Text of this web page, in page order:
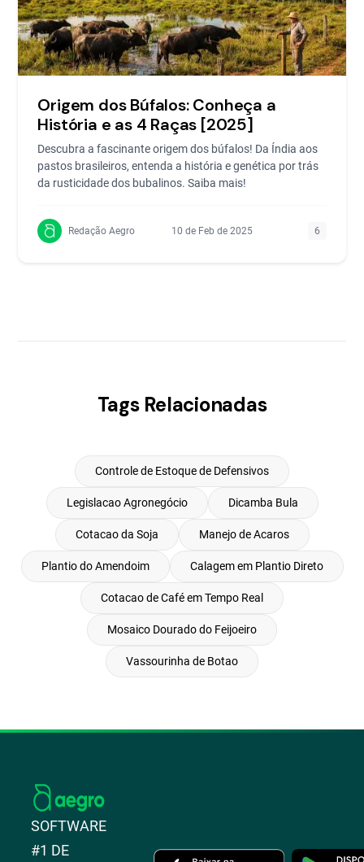
Origem dos Búfalos: Conheça a
História e as 4 Raças [2025]
Descubra a fascinante origem dos búfalos! Da Índia aos
pastos brasileiros, entenda a história e genética por trás
da rusticidade dos bubalinos. Saiba mais!
Redação Aegro 10 de Feb de 2025 6
Tags Relacionadas
Controle de Estoque de Defensivos
Legislacao Agronegócio Dicamba Bula
Cotacao da Soja Manejo de Acaros
Plantio do Amendoim Calagem em Plantio Direto
Cotacao de Café em Tempo Real
Mosaico Dourado do Feijoeiro
Vassourinha de Botao
SOFTWARE
#1 DE